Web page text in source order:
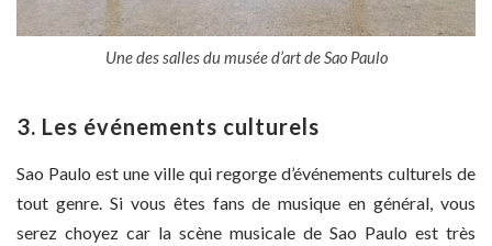
Une des salles du musée d’art de Sao Paulo
3. Les événements culturels
Sao Paulo est une ville qui regorge d’événements culturels de
tout genre. Si vous êtes fans de musique en général, vous
serez choyez car la scène musicale de Sao Paulo est très